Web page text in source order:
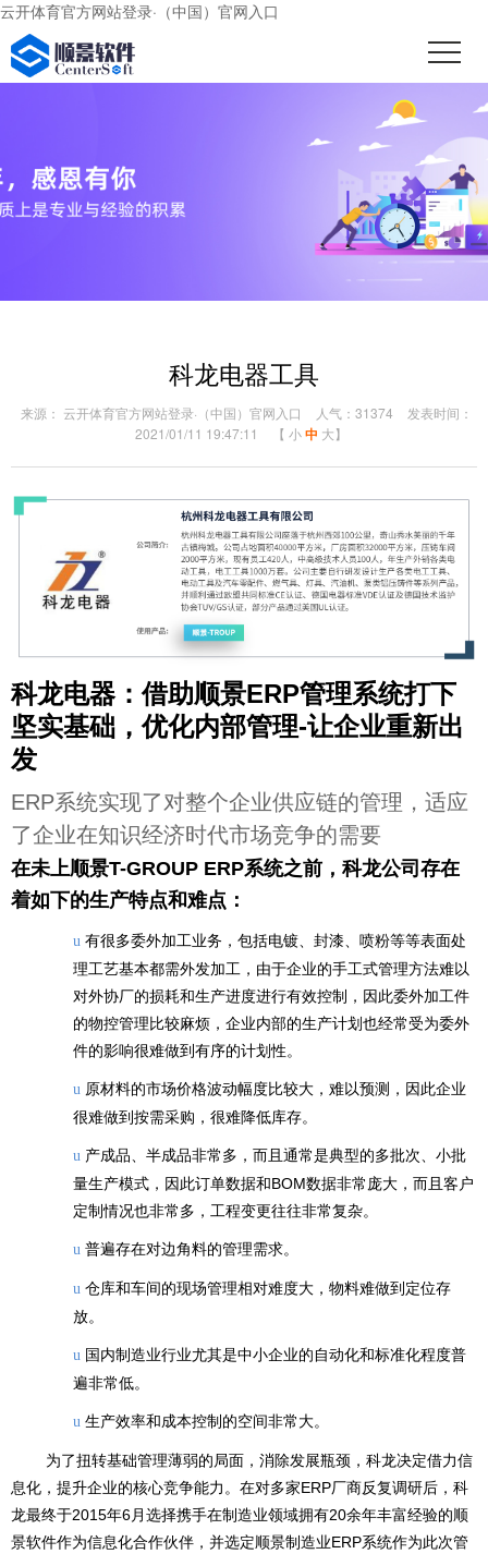
云开体育官方网站登录·（中国）官网入口
科龙电器工具
来源： 云开体育官方网站登录·（中国）官网入口 人气：31374
发表时间：
2021/01/11 19:47:11
【 小中 大】
科龙电器：借助顺景ERP管理系统打下
坚实基础，优化内部管理-让企业重新出
发
ERP系统实现了对整个企业供应链的管理，适应
了企业在知识经济时代市场竞争的需要
在未上顺景T-GROUP ERP系统之前，科龙公司存在
着如下的生产特点和难点：
u 有很多委外加工业务，包括电镀、封漆、喷粉等等表面处
理工艺基本都需外发加工，由于企业的手工式管理方法难以
对外协厂的损耗和生产进度进行有效控制，因此委外加工件
的物控管理比较麻烦，企业内部的生产计划也经常受为委外
件的影响很难做到有序的计划性。
u 原材料的市场价格波动幅度比较大，难以预测，因此企业
很难做到按需采购，很难降低库存。
u 产成品、半成品非常多，而且通常是典型的多批次、小批
量生产模式，因此订单数据和BOM数据非常庞大，而且客户
定制情况也非常多，工程变更往往非常复杂。
u 普遍存在对边角料的管理需求。
u 仓库和车间的现场管理相对难度大，物料难做到定位存
放。
u 国内制造业行业尤其是中小企业的自动化和标准化程度普
遍非常低。
u 生产效率和成本控制的空间非常大。
为了扭转基础管理薄弱的局面，消除发展瓶颈，科龙决定借力信
息化，提升企业的核心竞争能力。在对多家ERP厂商反复调研后，科
龙最终于2015年6月选择携手在制造业领域拥有20余年丰富经验的顺
景软件作为信息化合作伙伴，并选定顺景制造业ERP系统作为此次管